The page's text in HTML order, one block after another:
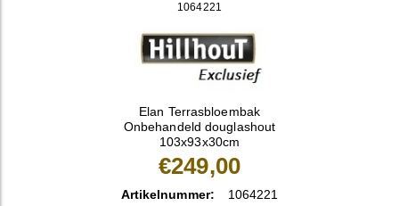
1064221
Elan Terrasbloembak
Onbehandeld douglashout
103x93x30cm
€249,00
Artikelnummer:
1064221